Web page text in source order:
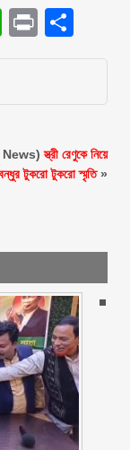
Print
News)স্ত্রী রেণুকে নিয়ে
টুকরো টুকরো স্মৃতি»